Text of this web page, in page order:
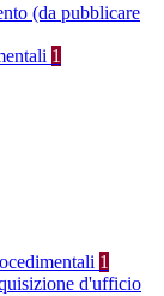
(da pubblicare
1
1
d'ufficio